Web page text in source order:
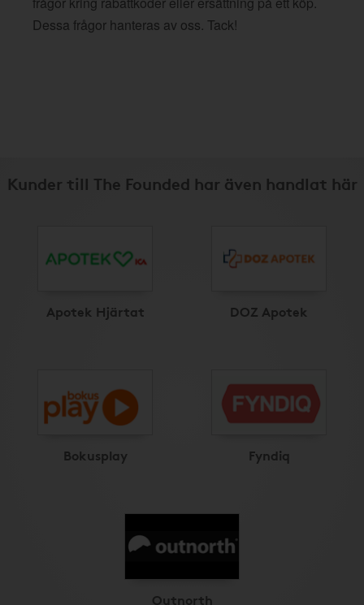
Dessa frågor hanteras av oss. Tack!
Kunder till The Founded har även handlat här
Apotek Hjärtat DOZ Apotek
Bokusplay Fyndiq
Outnorth